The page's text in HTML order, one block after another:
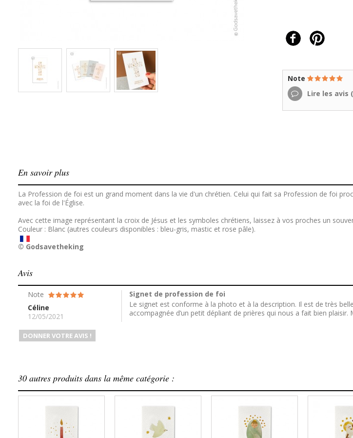
Note
Lire les avis (
En savoir plus
La Profession de foi est un grand moment dans la vie d'un chrétien. Celui qui fait sa Profession de foi
avec la foi de l'Église.
Avec cette image représentant la croix de Jésus et les symboles chrétiens, laissez à vos proches un
Couleur : Blanc (autres couleurs disponibles : bleu-gris, mastic et rose pâle).
© Godsavetheking
Avis
Note
Céline
12/05/2021
Signet de profession de foi
Le signet est conforme à la photo et à la description. Il est de très
accompagnée d’un petit dépliant de prières qui nous a fait bien plaisir.
DONNER VOTRE AVIS !
30 autres produits dans la même catégorie :